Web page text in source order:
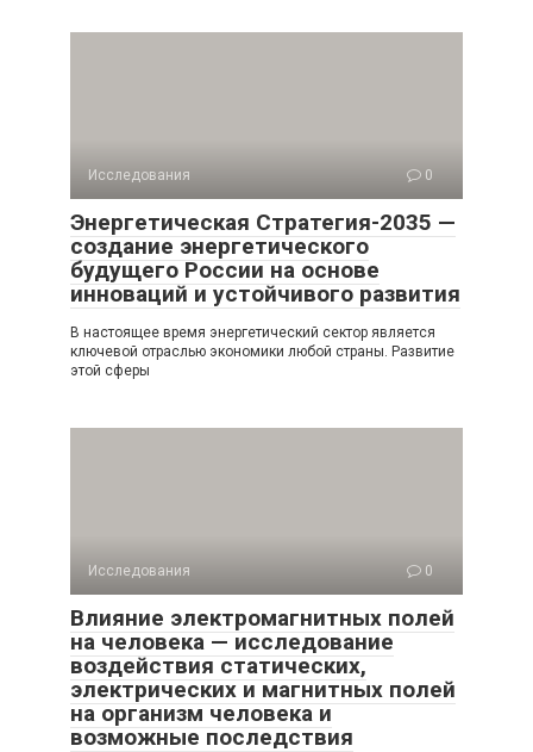
Исследования 0
Энергетическая Стратегия-2035 —
создание энергетического
будущего России на основе
инноваций и устойчивого развития
В настоящее время энергетический сектор является
ключевой отраслью экономики любой страны. Развитие
этой сферы
Исследования 0
Влияние электромагнитных полей
на человека — исследование
воздействия статических,
электрических и магнитных полей
на организм человека и
возможные последствия